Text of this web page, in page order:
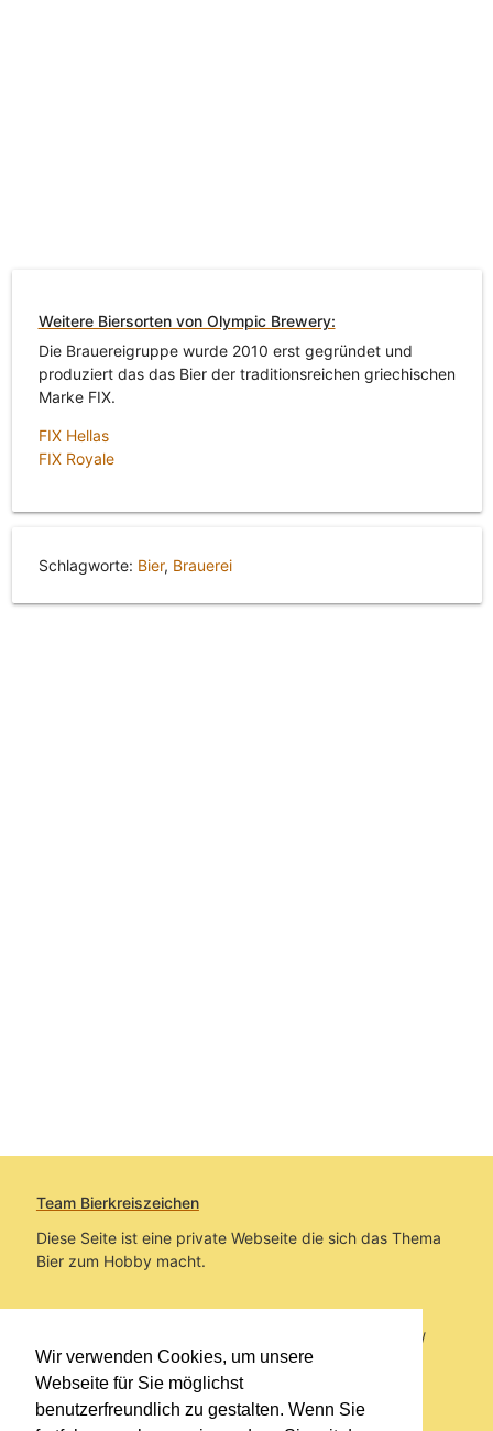
Wir verwenden Cookies, um unsere
Webseite für Sie möglichst
benutzerfreundlich zu gestalten. Wenn Sie
Weitere Biersorten von Olympic Brewery:
Die Brauereigruppe wurde 2010 erst gegründet und
produziert das das Bier der traditionsreichen griechischen
Marke FIX.
FIX Hellas
FIX Royale
Schlagworte: Bier, Brauerei
Team Bierkreiszeichen
Diese Seite ist eine private Webseite die sich das Thema
Bier zum Hobby macht.
Sie befinden sich auf https://www.bierkreiszeichen.at/
im Pfad:Übers Bier/Biersorten
Erstellt: 2013-06-01